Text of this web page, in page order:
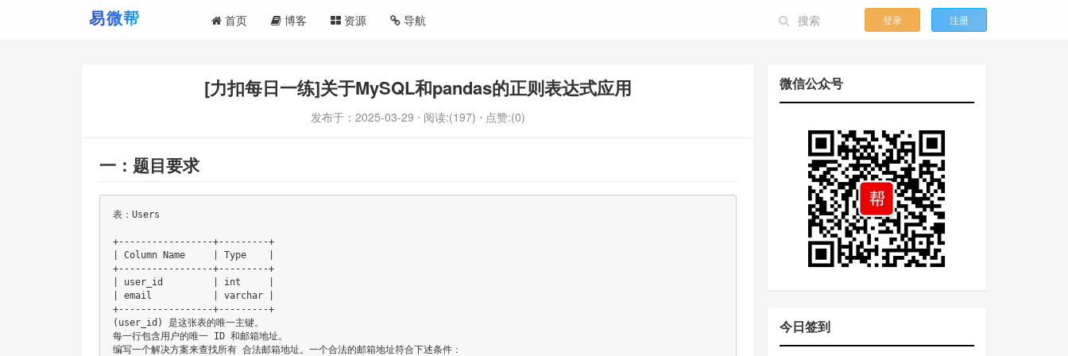
首页 博客 资源 导航 登录 注册
[力扣每日一练]关于MySQL和pandas的正则表达式应用
发布于： 2025-03-29 ⋅ 阅读:(197) ⋅ 点赞:(0)
一：题目要求
表：Users
+-----------------+---------+
| Column Name     | Type    |
+-----------------+---------+
| user_id         | int     |
| email           | varchar |
+-----------------+---------+
(user_id) 是这张表的唯一主键。
每一行包含用户的唯一 ID 和邮箱地址。
编写一个解决方案来查找所有 合法邮箱地址。一个合法的邮箱地址符合下述条件：
微信公众号
今日签到